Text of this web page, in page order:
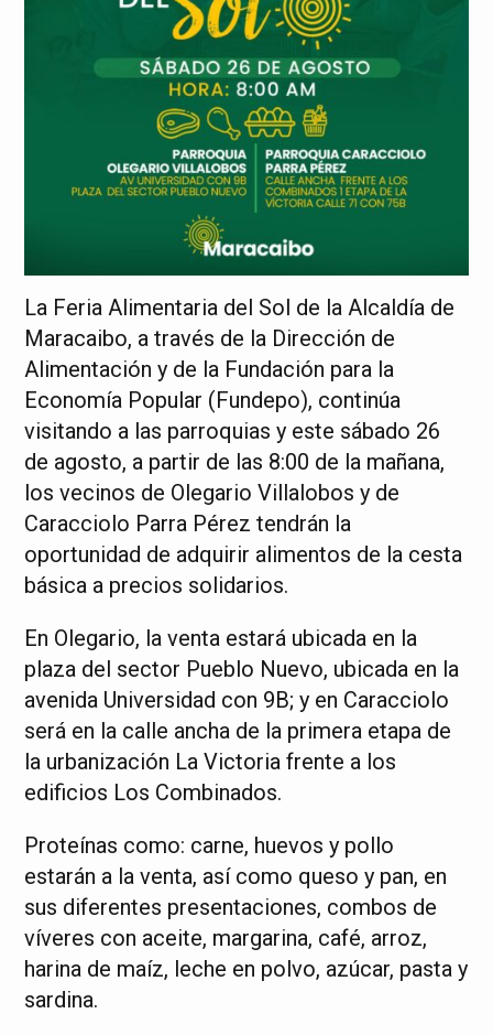
La Feria Alimentaria del Sol de la Alcaldía de
Maracaibo, a través de la Dirección de
Alimentación y de la Fundación para la
Economía Popular (Fundepo), continúa
visitando a las parroquias y este sábado 26
de agosto, a partir de las 8:00 de la mañana,
los vecinos de Olegario Villalobos y de
Caracciolo Parra Pérez tendrán la
oportunidad de adquirir alimentos de la cesta
básica a precios solidarios.
En Olegario, la venta estará ubicada en la
plaza del sector Pueblo Nuevo, ubicada en la
avenida Universidad con 9B; y en Caracciolo
será en la calle ancha de la primera etapa de
la urbanización La Victoria frente a los
edificios Los Combinados.
Proteínas como: carne, huevos y pollo
estarán a la venta, así como queso y pan, en
sus diferentes presentaciones, combos de
víveres con aceite, margarina, café, arroz,
harina de maíz, leche en polvo, azúcar, pasta y
sardina.